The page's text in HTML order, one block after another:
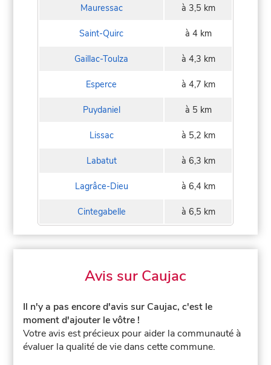
Mauressac à 3,5 km
Saint-Quirc à 4 km
Gaillac-Toulza à 4,3 km
Esperce à 4,7 km
Puydaniel à 5 km
Lissac à 5,2 km
Labatut à 6,3 km
Lagrâce-Dieu à 6,4 km
Cintegabelle à 6,5 km
Avis sur Caujac
Il n'y a pas encore d'avis sur Caujac, c'est le
moment d'ajouter le vôtre !
Votre avis est précieux pour aider la communauté à
évaluer la qualité de vie dans cette commune.